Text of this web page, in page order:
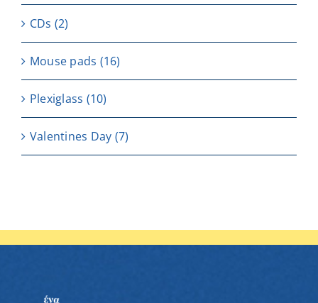
CDs (2)
Μouse pads (16)
Plexiglass (10)
Valentines Day (7)